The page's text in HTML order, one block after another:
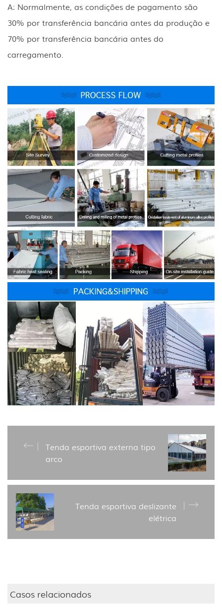
A: Normalmente, as condições de pagamento são
30% por transferência bancária antes da produção e
70% por transferência bancária antes do
carregamento.
Tenda esportiva externa tipo
arco
Tenda esportiva deslizante
elétrica
Casos relacionados